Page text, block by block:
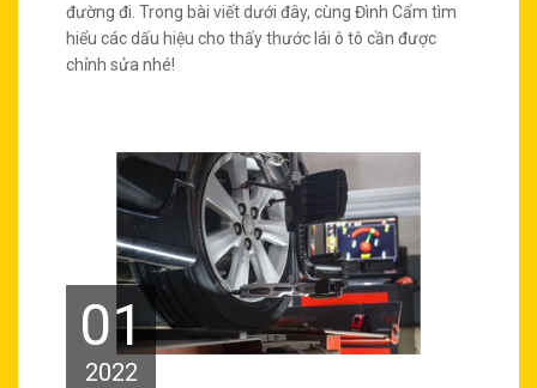
đường đi. Trong bài viết dưới đây, cùng Đình Cẩm tìm
hiểu các dấu hiệu cho thấy thước lái ô tô cần được
chỉnh sửa nhé!
01
2022